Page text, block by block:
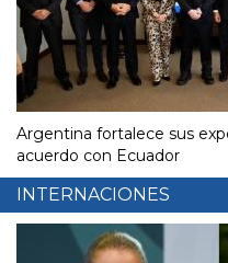
Argentina fortalece sus
acuerdo con Ecuador
INTERNACIONES